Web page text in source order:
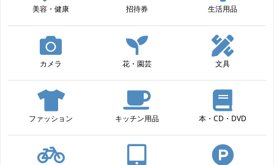
美容・健康 招待券 生活用品
カメラ 花・園芸 文具
ファッション キッチン用品 本・CD・DVD